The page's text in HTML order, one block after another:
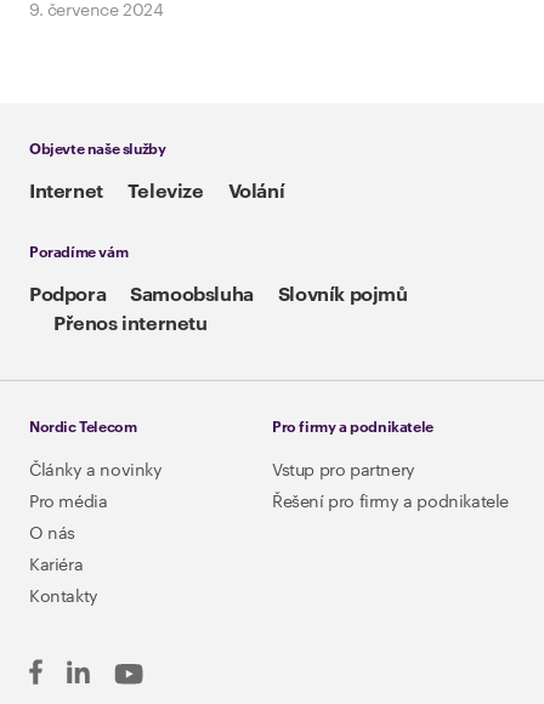
9. července 2024
Objevte naše služby
Internet Televize Volání
Poradíme vám
Podpora Samoobsluha
Slovník pojmů
Přenos internetu
Nordic Telecom
Články a novinky
Pro média
O nás
Kariéra
Kontakty
Pro firmy a podnikatele
Vstup pro partnery
Řešení pro firmy a podnikatele